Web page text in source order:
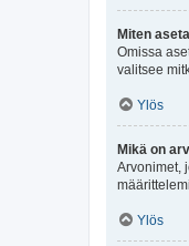
Miten
Omissa
valitsee
Ylös
Mikä on
Arvonimet,
Ylös